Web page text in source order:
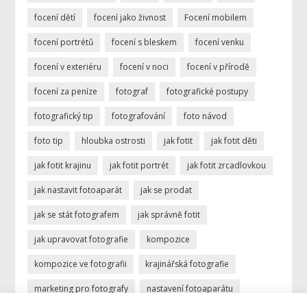
focení dětí focení jako živnost Focení mobilem
focení portrétů focení s bleskem focení venku
focení v exteriéru focení v noci focení v přírodě
focení za peníze fotograf fotografické postupy
fotografický tip fotografování foto návod
foto tip hloubka ostrosti jak fotit jak fotit děti
jak fotit krajinu jak fotit portrét jak fotit zrcadlovkou
jak nastavit fotoaparát jak se prodat
jak se stát fotografem jak správně fotit
jak upravovat fotografie kompozice
kompozice ve fotografii krajinářská fotografie
marketing pro fotografy nastavení fotoaparátu